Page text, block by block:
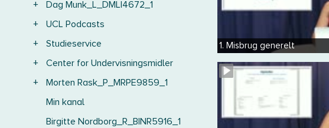
+
Dag Munk_L_DMLI4672_1
+
UCL Podcasts
+
Studieservice
+
Center for Undervisningsmidler
+
Morten Rask_P_MRPE9859_1
Min kanal
Birgitte Nordborg_R_BINR5916_1
1. Misbrug generelt